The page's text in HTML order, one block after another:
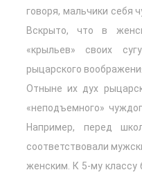
говоря, мальчики себя
Вскрыто, что в
«крыльев» своих
рыцарского
Отныне их дух
«неподъемного»
Например, перед
соответствовали
женским. К 5-му